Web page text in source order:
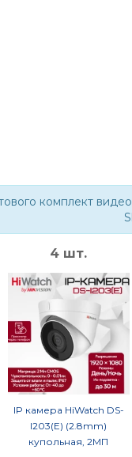
комплект
4 шт.
IP камера HiWatch DS-
I203(E) (2.8mm)
купольная, 2МП